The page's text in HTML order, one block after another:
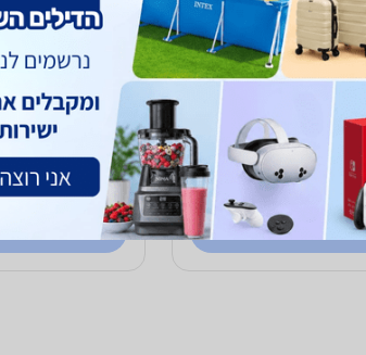
1.0
(45)
נוספים
5,430
כולל משלוח (350 ₪)
ב-סליפ נט